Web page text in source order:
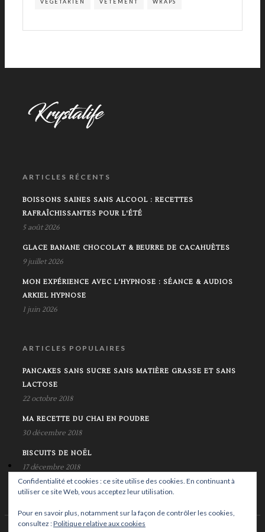
VÉGÉTARIEN VÊTEMENT WRAPS
ARTICLES RÉCENTS
BOISSONS SAINES SANS ALCOOL : RECETTES
RAFRAÎCHISSANTES POUR L'ÉTÉ
5 août 2026
GLACE BANANE CHOCOLAT & BEURRE DE CACAHUÈTES
9 juillet 2026
MON EXPÉRIENCE AVEC L'HYPNOSE : SÉANCE & AUDIOS
ARKIEL HYPNOSE
1 juin 2026
ARTICLES POPULAIRES
PANCAKES SANS SUCRE SANS MATIÈRE GRASSE ET SANS
LACTOSE
22 octobre 2018
MA RECETTE DU CHAI EN POUDRE
30 décembre 2018
BISCUITS DE NOËL
17 décembre 2018
Confidentialité et cookies : ce site utilise des cookies. En continuant à
utiliser ce site Web, vous acceptez leur utilisation.
Pour en savoir plus, notamment sur la façon de contrôler les cookies,
consultez :Politique relative aux cookies